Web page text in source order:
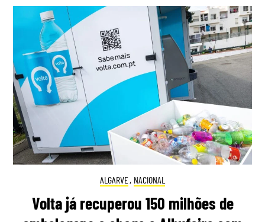
ALGARVE, NACIONAL
Volta já recuperou 150 milhões de